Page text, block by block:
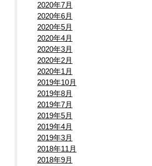
2020年7月
2020年6月
2020年5月
2020年4月
2020年3月
2020年2月
2020年1月
2019年10月
2019年8月
2019年7月
2019年5月
2019年4月
2019年3月
2018年11月
2018年9月